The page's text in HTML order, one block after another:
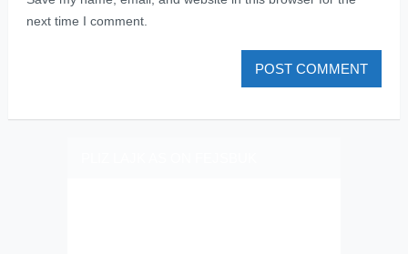
next time I comment.